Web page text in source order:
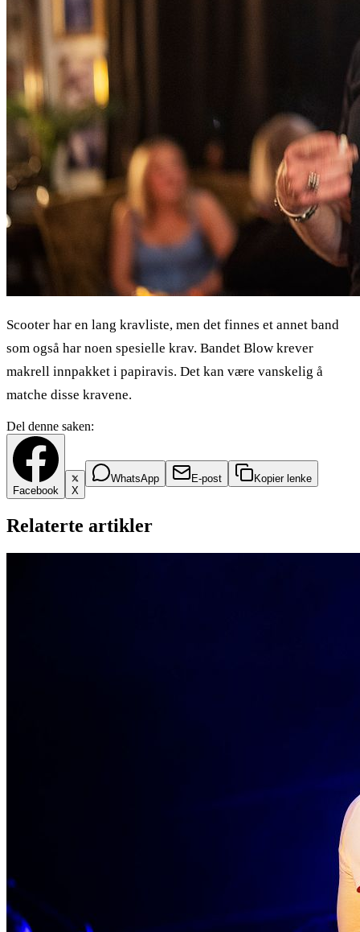
Scooter har en lang kravliste, men det finnes et annet band
som også har noen spesielle krav. Bandet Blow krever
makrell innpakket i papiravis. Det kan være vanskelig å
matche disse kravene.
Del denne saken:
Facebook X
WhatsApp E-post Kopier lenke
Relaterte artikler